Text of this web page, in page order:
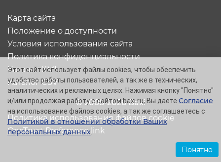
© 2005-2026 Baxi
Карта сайта
Положение о доступности
Условия использования сайта
Политика конфиденциальности
Каталог XML
Каталог CSV
Политика использования файлов cookie
OneTrust Preference link
Этот сайт использует файлы cookies, чтобы обеспечить
удобство работы пользователей, а так же в технических,
аналитических и рекламных целях. Нажимая кнопку "Понятно"
и/или продолжая работу с сайтом baxi.ru, Вы даете Согласие
на использование файлов cookies, а так же соглашаетесь с
Политикой в отношении обработки Ваших
персональных данных.
Понятно